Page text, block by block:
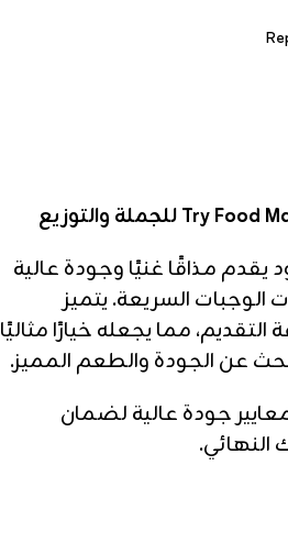
يقدم مذاقًا غنيًا وجودة عالية
السريعة. يتميز
مما يجعله خيارًا مثاليًا
عن الجودة والطعم المميز.
جودة عالية لضمان